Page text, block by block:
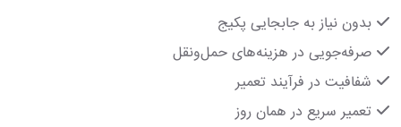
بدون نیاز به جابجایی پکیج
صرفه‌جویی در هزینه‌های حمل‌ونقل
شفافیت در فرآیند تعمیر
تعمیر سریع در همان روز